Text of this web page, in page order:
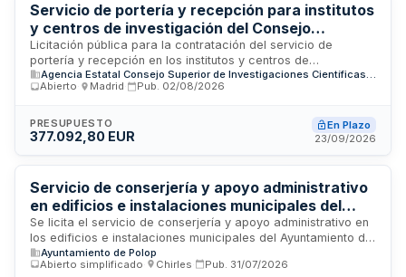
Servicio de portería y recepción para institutos
y centros de investigación del Consejo
Superior de Investigaciones Científicas
Licitación pública para la contratación del servicio de
portería y recepción en los institutos y centros de
investigación dependientes del Consejo Superior de
Investigaciones Científicas. El servicio incluye tareas de
salida de personal y visitantes, así como funciones de
conserjería en las instalaciones de la agencia estatal. La
la organización con un presupuesto base de ciento cincuenta
y siete mil euros aproximadamente.
Agencia Estatal Consejo Superior de Investigaciones Científicas, M.P.
Abierto
Madrid Pub. 02/08/2026
PRESUPUESTO
377.092,80 EUR
En Plazo
23/09/2026
Servicio de conserjería y apoyo administrativo
en edificios e instalaciones municipales del
Ayuntamiento de Polop de la Marina
Se licita el servicio de conserjería y apoyo administrativo en
los edificios e instalaciones municipales del Ayuntamiento de
Polop de la Marina. El servicio comprende la prestación de
un puesto de conserje y otro de auxiliar administrativo,
Ayuntamiento de Polop
Abierto simplificado
Chirles Pub. 31/07/2026